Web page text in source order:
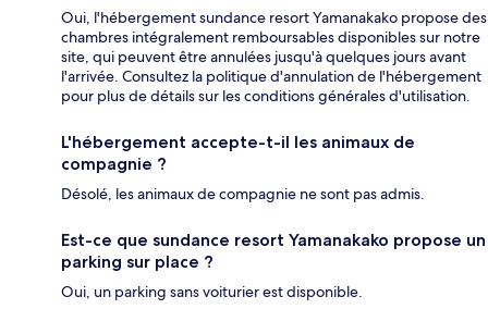
Oui, l'hébergement sundance resort Yamanakako propose des
chambres intégralement remboursables disponibles sur notre
site, qui peuvent être annulées jusqu'à quelques jours avant
l'arrivée. Consultez la politique d'annulation de l'hébergement
pour plus de détails sur les conditions générales d'utilisation.
L'hébergement accepte-t-il les animaux de
compagnie ?
Désolé, les animaux de compagnie ne sont pas admis.
Est-ce que sundance resort Yamanakako propose un
parking sur place ?
Oui, un parking sans voiturier est disponible.